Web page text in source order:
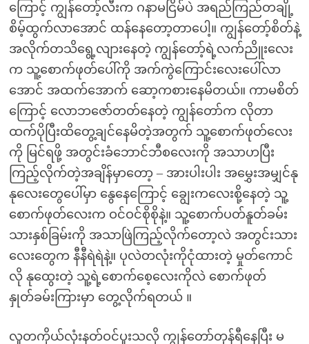
ကြောင့် ကျွန်တော့်လီးက ဂနာမငြိမ်ပဲ အရည်ကြည်တချို့
စိမ့်ထွက်လာအောင် ထန်နေတော့တာပေါ့။ ကျွန်တော့်စိတ်နဲ့
အလိုက်တသိရွေ့လျားနေတဲ့ ကျွန်တော့်ရဲ့လက်ညိူးလေး
က သူ့စောက်ဖုတ်ပေါ်ကို အက်ကွဲကြောင်းလေးပေါ်လာ
အောင် အထက်အောက် ဆော့ကစားနေမိတယ်။ ကာမစိတ်
ကြောင့် လောဘဇော်တတ်နေတဲ့ ကျွန်တော်က လိုတာ
ထက်ပိုပြီးထိတွေ့ချင်နေမိတဲ့အတွက် သူ့စောက်ဖုတ်လေး
ကို မြင်ရဖို့ အတွင်းခံဘောင်ဘီစလေးကို အသာဟပြီး
ကြည့်လိုက်တဲ့အချိန်မှာတော့ – အားပါးပါး အမွှေးအမျှင်နု
နုလေးတွေပေါ်မှာ နွေနေကြောင့် ချွေးကလေးစို့နေတဲ့ သူ့
စောက်ဖုတ်လေးက ဝင်ဝင်စိုစိုနဲ့။ သူ့စောက်ပတ်နူတ်ခမ်း
သားနှစ်ခြမ်းကို အသာဖြဲကြည့်လိုက်တော့လဲ အတွင်းသား
လေးတွေက နီနီရဲရဲနဲ့။ ပုလဲတလုံးကိုငုံထားတဲ့ မှုတ်ကောင်
လို နုထွေးတဲ့ သူ့ရဲ့စောက်စေ့လေးကိုလဲ စောက်ဖုတ်
နှုတ်ခမ်းကြားမှာ တွေ့လိုက်ရတယ် ။
လူတကိုယ်လုံးနတ်ဝင်ပူးသလို ကျွန်တော်တုန်ရီနေပြီး မ